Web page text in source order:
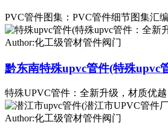
PVC管件图集：PVC管件细节图集汇
Author:化工级管材管件阀门
黔东南特殊upvc管件(特殊upvc
特殊UPVC管件：全新升级，材质优越
Author:化工级管材管件阀门